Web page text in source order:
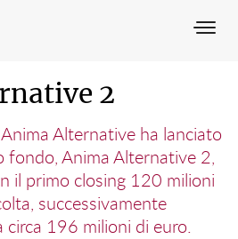
2
Alternative ha lanciato
fondo, Anima Alternative 2,
il primo closing 120 milioni
successivamente
circa 196 milioni di euro.